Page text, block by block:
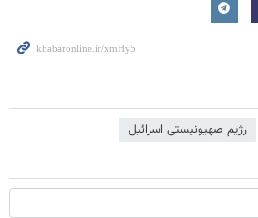
رژیم صهیونیستی اسرائیل